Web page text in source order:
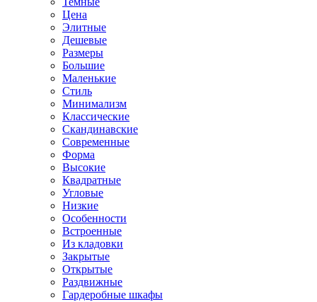
Цена
Элитные
Дешевые
Размеры
Большие
Маленькие
Стиль
Минимализм
Классические
Скандинавские
Современные
Форма
Высокие
Квадратные
Угловые
Низкие
Особенности
Встроенные
Из кладовки
Закрытые
Открытые
Раздвижные
Гардеробные шкафы